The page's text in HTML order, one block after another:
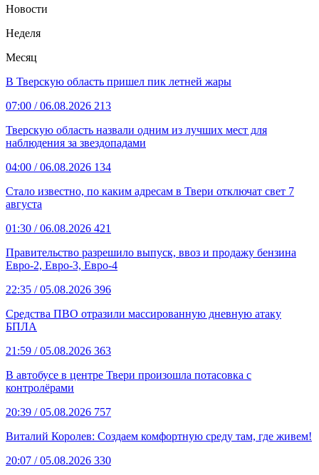
Новости
Неделя
Месяц
В Тверскую область пришел пик летней жары
07:00 / 06.08.2026 213
Тверскую область назвали одним из лучших мест для
наблюдения за звездопадами
04:00 / 06.08.2026 134
Стало известно, по каким адресам в Твери отключат свет 7
августа
01:30 / 06.08.2026 421
Правительство разрешило выпуск, ввоз и продажу бензина
Евро-2, Евро-3, Евро-4
22:35 / 05.08.2026 396
Средства ПВО отразили массированную дневную атаку
БПЛА
21:59 / 05.08.2026 363
В автобусе в центре Твери произошла потасовка с
контролёрами
20:39 / 05.08.2026 757
Виталий Королев: Создаем комфортную среду там, где живем!
20:07 / 05.08.2026 330